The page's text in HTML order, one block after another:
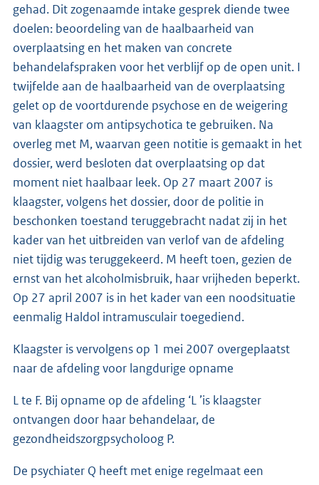
gehad. Dit zogenaamde intake gesprek diende twee
doelen: beoordeling van de haalbaarheid van
overplaatsing en het maken van concrete
behandelafspraken voor het verblijf op de open unit. I
twijfelde aan de haalbaarheid van de overplaatsing
gelet op de voortdurende psychose en de weigering
van klaagster om antipsychotica te gebruiken. Na
overleg met M, waarvan geen notitie is gemaakt in het
dossier, werd besloten dat overplaatsing op dat
moment niet haalbaar leek. Op 27 maart 2007 is
klaagster, volgens het dossier, door de politie in
beschonken toestand teruggebracht nadat zij in het
kader van het uitbreiden van verlof van de afdeling
niet tijdig was teruggekeerd. M heeft toen, gezien de
ernst van het alcoholmisbruik, haar vrijheden beperkt.
Op 27 april 2007 is in het kader van een noodsituatie
eenmalig Haldol intramusculair toegediend.
Klaagster is vervolgens op 1 mei 2007 overgeplaatst
naar de afdeling voor langdurige opname
L te F. Bij opname op de afdeling ‘L ’is klaagster
ontvangen door haar behandelaar, de
gezondheidszorgpsycholoog P.
De psychiater Q heeft met enige regelmaat een